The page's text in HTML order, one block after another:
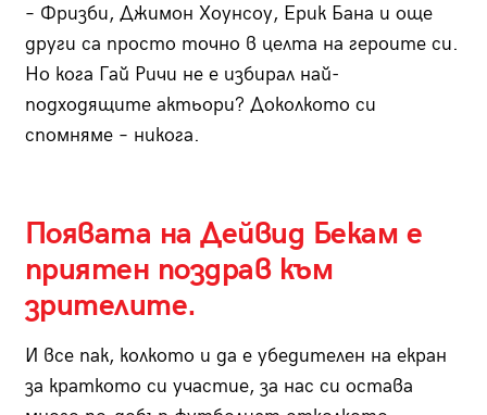
– Фризби, Джимон Хоунсоу, Ерик Бана и още
други са просто точно в целта на героите си.
Но кога Гай Ричи не е избирал най-
подходящите актьори? Доколкото си
спомнямe – никога.
Появата на Дейвид Бекам е
приятен поздрав към
зрителите.
И все пак, колкото и да е убедителен на екран
за краткото си участие, за нас си остава